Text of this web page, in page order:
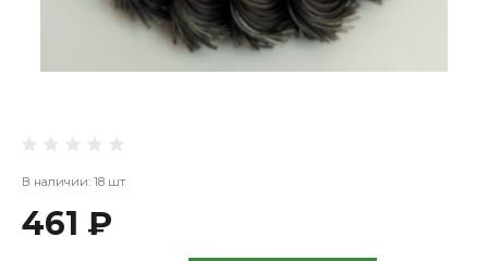
В наличии: 18 шт
461 ₽